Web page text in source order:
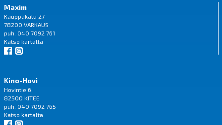
Maxim
Kauppakatu 27
78200 VARKAUS
puh. 040 7092 761
Katso kartalta
Kino-Hovi
Hovintie 6
82500 KITEE
puh. 040 7092 765
Katso kartalta